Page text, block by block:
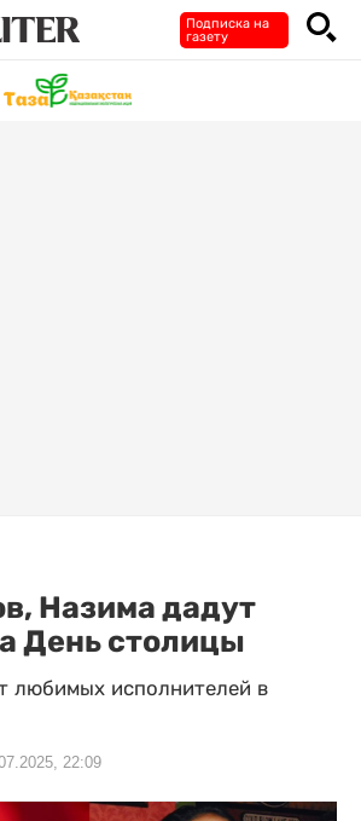
Подписка на
газету
Назима дадут
День столицы
любимых исполнителей в
22:09